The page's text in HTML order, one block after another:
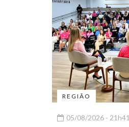
REGIÃO
05/08/2026 - 21h41